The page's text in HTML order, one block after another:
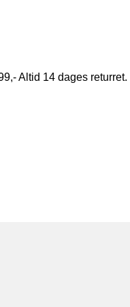
Altid 14 dages returret.